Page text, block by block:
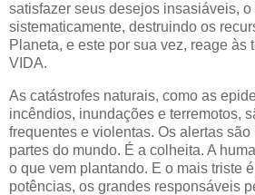
satisfazer seus desejos insasiáveis,
sistematicamente, destruindo os
Planeta, e este por sua vez, reage às
VIDA.
As catástrofes naturais, como as
incêndios, inundações e terremotos,
frequentes e violentas. Os alertas
partes do mundo. É a colheita. A
o que vem plantando. E o mais triste
potências, os grandes responsáveis